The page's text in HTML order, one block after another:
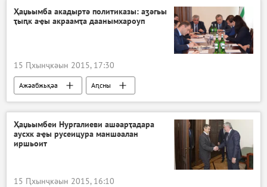
Ҳаџьымба акадыртә политиказы: аӡәгьы
ҭыԥк аҿы акраамҭа даанымхароуп
15 Ԥхынҷкәын 2015, 17:30
Ажәабжьқәа Аԥсны
Ҳаџьымбеи Нургалиеви ашәарҭадара
аусхк аҿы русеицура маншәалан
иршьоит
15 Ԥхынҷкәын 2015, 16:10